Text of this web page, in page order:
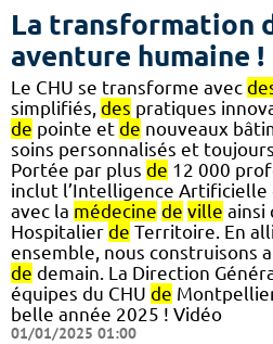
La transformation
aventure humaine !
Le CHU se transforme avec
simplifiés, des pratiques
de pointe et de nouveaux
soins personnalisés et
Portée par plus de 12 000
inclut l’Intelligence
avec la médecine de ville ainsi
Hospitalier de Territoire. En
ensemble, nous construisons
de demain. La Direction
équipes du CHU de
belle année 2025 ! Vidéo
01/01/2025 01:00